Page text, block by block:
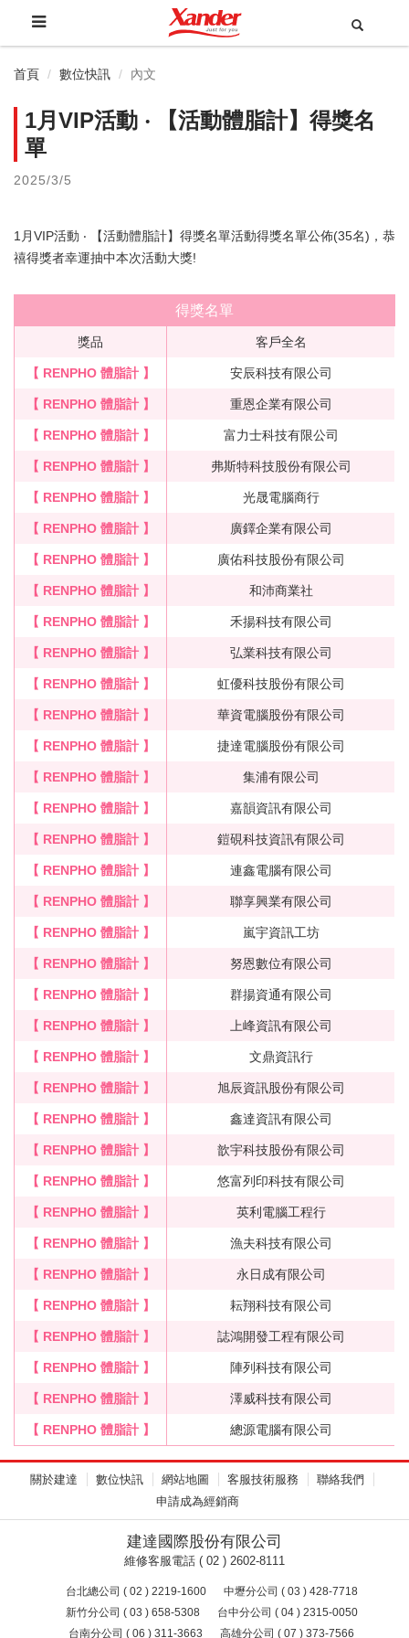
首頁 數位快訊 內文
1月VIP活動 ‧ 【活動體脂計】得獎名
單
2025/3/5
1月VIP活動 ‧ 【活動體脂計】得獎名單活動得獎名單公佈(35名)，恭
禧得獎者幸運抽中本次活動大獎!
得獎名單
獎品 客戶全名
【 RENPHO 體脂計 】 安辰科技有限公司
【 RENPHO 體脂計 】 重恩企業有限公司
【 RENPHO 體脂計 】 富力士科技有限公司
【 RENPHO 體脂計 】 弗斯特科技股份有限公司
【 RENPHO 體脂計 】 光晟電腦商行
【 RENPHO 體脂計 】 廣鐸企業有限公司
【 RENPHO 體脂計 】 廣佑科技股份有限公司
【 RENPHO 體脂計 】 和沛商業社
【 RENPHO 體脂計 】 禾揚科技有限公司
【 RENPHO 體脂計 】 弘業科技有限公司
【 RENPHO 體脂計 】 虹優科技股份有限公司
【 RENPHO 體脂計 】 華資電腦股份有限公司
【 RENPHO 體脂計 】 捷達電腦股份有限公司
【 RENPHO 體脂計 】 集浦有限公司
【 RENPHO 體脂計 】 嘉韻資訊有限公司
【 RENPHO 體脂計 】 鎧硯科技資訊有限公司
【 RENPHO 體脂計 】 連鑫電腦有限公司
【 RENPHO 體脂計 】 聯享興業有限公司
【 RENPHO 體脂計 】 嵐宇資訊工坊
【 RENPHO 體脂計 】 努恩數位有限公司
【 RENPHO 體脂計 】 群揚資通有限公司
【 RENPHO 體脂計 】 上峰資訊有限公司
【 RENPHO 體脂計 】 文鼎資訊行
【 RENPHO 體脂計 】 旭辰資訊股份有限公司
【 RENPHO 體脂計 】 鑫達資訊有限公司
【 RENPHO 體脂計 】 歆宇科技股份有限公司
【 RENPHO 體脂計 】 悠富列印科技有限公司
【 RENPHO 體脂計 】 英利電腦工程行
【 RENPHO 體脂計 】 漁夫科技有限公司
【 RENPHO 體脂計 】 永日成有限公司
【 RENPHO 體脂計 】 耘翔科技有限公司
【 RENPHO 體脂計 】 誌鴻開發工程有限公司
【 RENPHO 體脂計 】 陣列科技有限公司
【 RENPHO 體脂計 】 澤威科技有限公司
【 RENPHO 體脂計 】 總源電腦有限公司
關於建達 數位快訊 網站地圖 客服技術服務
聯絡我們
申請成為經銷商
建達國際股份有限公司
維修客服電話 ( 02 ) 2602-8111
台北總公司 ( 02 ) 2219-1600
中壢分公司 ( 03 ) 428-7718
新竹分公司 ( 03 ) 658-5308
台中分公司 ( 04 ) 2315-0050
台南分公司 ( 06 ) 311-3663
高雄分公司 ( 07 ) 373-7566